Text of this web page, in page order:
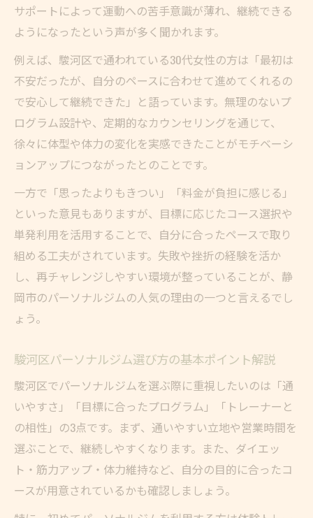
姿勢改善を目指すパーソナルトレーニング
術
無理なく続くパーソナルジムの活用法解説
女性が安心して通えるジムのポイント
静岡市で上達を目指すなら知っておきたい事
パーソナルジム上達のために意識したい習
慣
静岡市のジムでよくある疑問と不安の対処
法
効果を実感できるパーソナルジムの特徴
ピラティスや他サービスとの違いを理解
上達を妨げる要因とその克服ポイント
サポートによって運動への苦手意識が薄れ、継続できる
ようになったという声が多く聞かれます。
例えば、駿河区で通われている30代女性の方は「最初は
不安だったが、自分のペースに合わせて進めてくれるの
で安心して継続できた」と語っています。無理のないプ
ログラム設計や、定期的なカウンセリングを通じて、
徐々に体型や体力の変化を実感できたことがモチベーシ
ョンアップにつながったとのことです。
一方で「思ったよりもきつい」「料金が負担に感じる」
といった意見もありますが、目標に応じたコース選択や
単発利用を活用することで、自分に合ったペースで取り
組める工夫がされています。失敗や挫折の経験を活か
し、再チャレンジしやすい環境が整っていることが、静
岡市のパーソナルジムの人気の理由の一つと言えるでし
ょう。
駿河区パーソナルジム選び方の基本ポイント解説
駿河区でパーソナルジムを選ぶ際に重視したいのは「通
いやすさ」「目標に合ったプログラム」「トレーナーと
の相性」の3点です。まず、通いやすい立地や営業時間を
選ぶことで、継続しやすくなります。また、ダイエッ
ト・筋力アップ・体力維持など、自分の目的に合ったコ
ースが用意されているかも確認しましょう。